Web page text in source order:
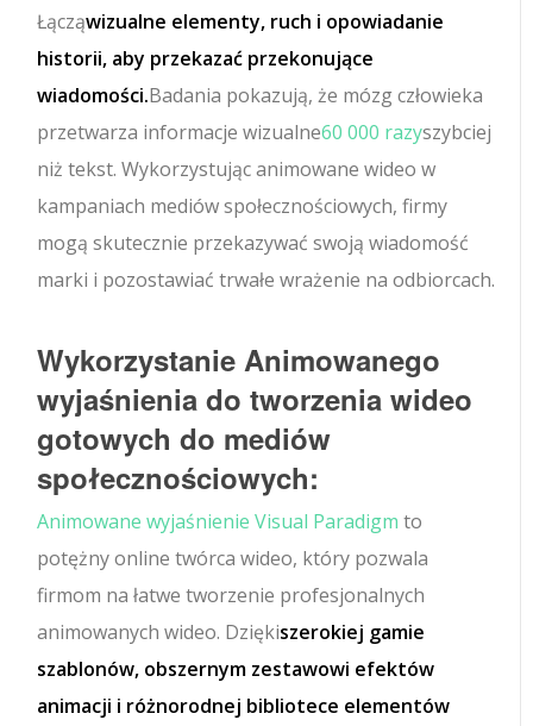
Łącząwizualne elementy, ruch i opowiadanie
historii, aby przekazać przekonujące
wiadomości.Badania pokazują, że mózg człowieka
przetwarza informacje wizualne60 000 razyszybciej
niż tekst. Wykorzystując animowane wideo w
kampaniach mediów społecznościowych, firmy
mogą skutecznie przekazywać swoją wiadomość
marki i pozostawiać trwałe wrażenie na odbiorcach.
Wykorzystanie Animowanego
wyjaśnienia do tworzenia wideo
gotowych do mediów
społecznościowych:
Animowane wyjaśnienie Visual Paradigm to
potężny online twórca wideo, który pozwala
firmom na łatwe tworzenie profesjonalnych
animowanych wideo. Dziękiszerokiej gamie
szablonów, obszernym zestawowi efektów
animacji i różnorodnej bibliotece elementów